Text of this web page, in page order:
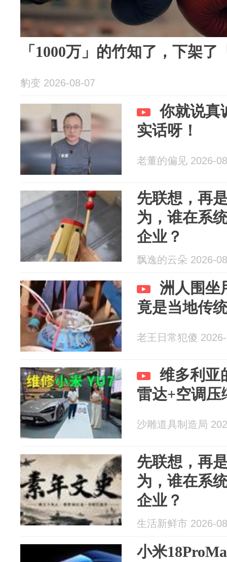
「1000万」的竹知了，下架了
豹变 2026-08-07
你就说真
实话呀！
老董的偏见 2026-
先联想，再
为，谁在系
企业？
飘逸的云朵 2026-
洲人围坐
竟是当地传
老王日常犯傻
维多利亚
雷达+空调压
沙雕道具制造局
先联想，再
为，谁在系
企业？
生活新鲜市 2026-
小米